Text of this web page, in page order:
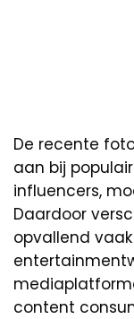
De recente
aan bij
influencers,
Daardoor
opvallend
content